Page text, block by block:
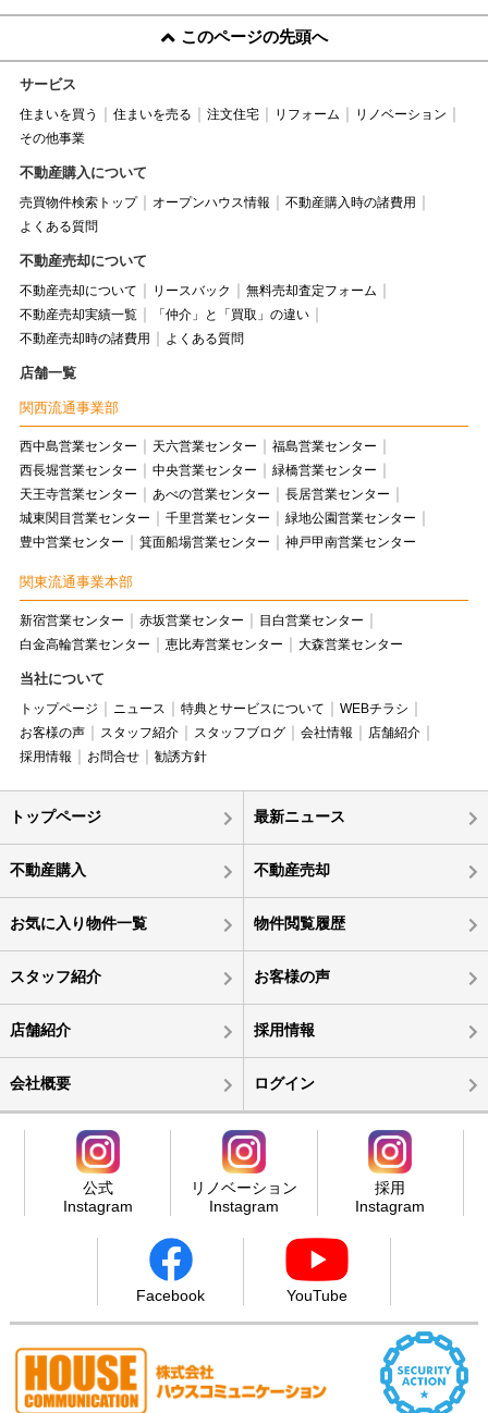
このページの先頭へ
サービス
住まいを買う 住まいを売る 注文住宅 リフォーム
リノベーション
その他事業
不動産購入について
売買物件検索トップ オープンハウス情報
不動産購入時の諸費用
よくある質問
不動産売却について
不動産売却について リースバック
無料売却査定フォーム
不動産売却実績一覧
「仲介」と「買取」の違い
不動産売却時の諸費用
よくある質問
店舗一覧
関西流通事業部
西中島営業センター 天六営業センター
福島営業センター
西長堀営業センター
中央営業センター
緑橋営業センター
天王寺営業センター
あべの営業センター
長居営業センター
城東関目営業センター
千里営業センター
緑地公園営業センター
豊中営業センター
箕面船場営業センター 神戸甲南営業センター
関東流通事業本部
新宿営業センター 赤坂営業センター
目白営業センター
白金高輪営業センター
恵比寿営業センター 大森営業センター
当社について
トップページ ニュース 特典とサービスについて
WEBチラシ
お客様の声
スタッフ紹介 スタッフブログ 会社情報
店舗紹介
採用情報
お問合せ 勧誘方針
トップページ 最新ニュース
不動産購入 不動産売却
お気に入り物件一覧 物件閲覧履歴
スタッフ紹介 お客様の声
店舗紹介 採用情報
会社概要 ログイン
公式
Instagram
リノベーション
Instagram
採用
Instagram
Facebook YouTube